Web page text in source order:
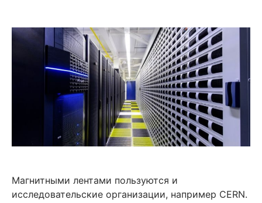
Магнитными лентами пользуются и
исследовательские организации, например CERN.